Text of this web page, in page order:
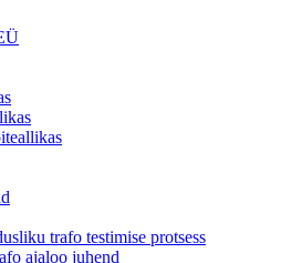
trafo testimise protsess
ajaloo juhend